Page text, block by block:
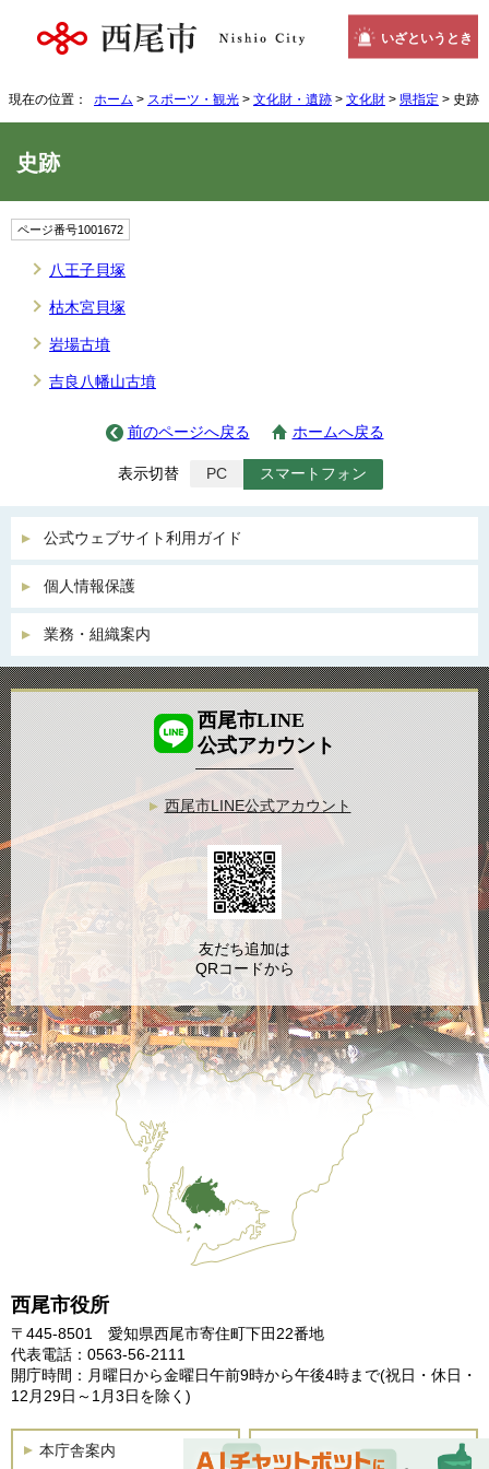
いざというとき
現在の位置： ホーム > スポーツ・観光 > 文化財・遺跡 > 文化財 > 県指定 > 史跡
史跡
ページ番号1001672
八王子貝塚
枯木宮貝塚
岩場古墳
吉良八幡山古墳
前のページへ戻る ホームへ戻る
表示切替 PC スマートフォン
公式ウェブサイト利用ガイド
個人情報保護
業務・組織案内
西尾市役所
〒445-8501 愛知県西尾市寄住町下田22番地
代表電話：0563-56-2111
開庁時間：月曜日から金曜日午前9時から午後4時まで(祝日・休日・
12月29日～1月3日を除く)
本庁舎案内 土曜開庁
西尾市LINE
公式アカウント
西尾市LINE公式アカウント
友だち追加は
QRコードから